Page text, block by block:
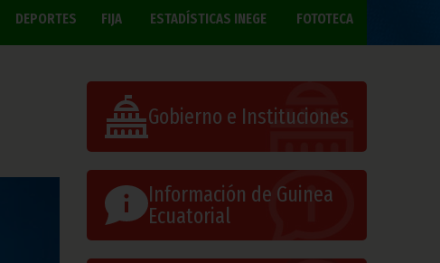
DEPORTES FIJA ESTADÍSTICAS INEGE FOTOTECA
Gobierno e Instituciones
Información de Guinea
Ecuatorial